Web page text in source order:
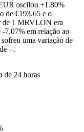
oscilou +1.80%
de €193.65 e o
de 1 MRVLON era
-7.07% em relação ao
uma variação de
--.
de 24 horas